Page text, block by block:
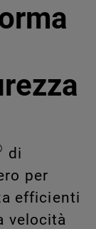
di
per
efficienti
velocità